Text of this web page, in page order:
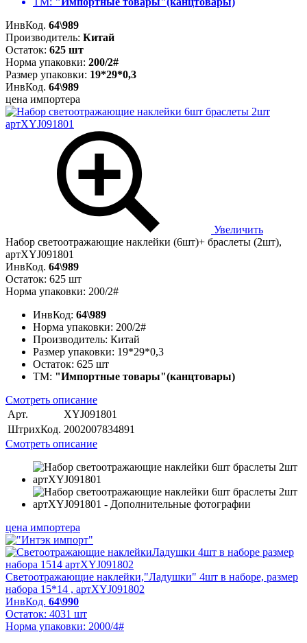
ИнвКод. 64\989
Производитель: Китай
Остаток: 625 шт
Норма упаковки: 200/2#
Размер упаковки: 19*29*0,3
ИнвКод. 64\989
цена импортера
Увеличить
Набор светоотражающие наклейки (6шт)+ браслеты (2шт),
артXYJ091801
ИнвКод. 64\989
Остаток: 625 шт
Норма упаковки: 200/2#
ИнвКод: 64\989
Норма упаковки: 200/2#
Производитель: Китай
Размер упаковки: 19*29*0,3
Остаток: 625 шт
ТМ: "Импортные товары"(канцтовары)
Смотреть описание
Арт.
XYJ091801
ШтрихКод. 2002007834891
Смотреть описание
цена импортера
Светоотражающие наклейки,"Ладушки" 4шт в наборе, размер
набора 15*14 , артXYJ091802
ИнвКод. 64\990
Остаток: 4031 шт
Норма упаковки: 2000/4#